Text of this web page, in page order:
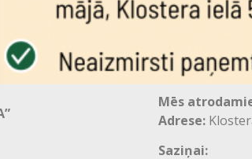
Mēs
Adrese:
Saziņai: